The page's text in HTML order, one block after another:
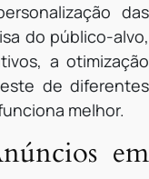
das
do público-alvo,
a otimização
de diferentes
melhor.
em